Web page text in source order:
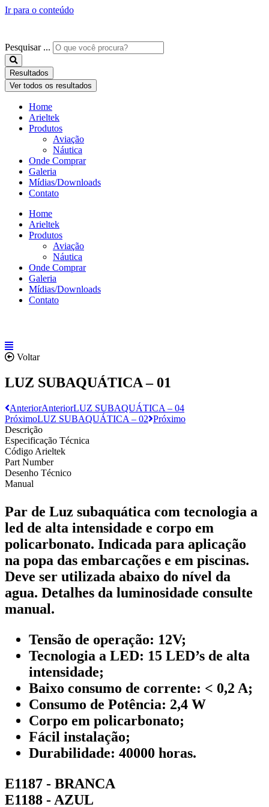
Ir para o conteúdo
Pesquisar ...
Resultados
Ver todos os resultados
Home
Arieltek
Produtos
Aviação
Náutica
Onde Comprar
Galeria
Mídias/Downloads
Contato
Home
Arieltek
Produtos
Aviação
Náutica
Onde Comprar
Galeria
Mídias/Downloads
Contato
Voltar
LUZ SUBAQUÁTICA – 01
AnteriorAnteriorLUZ SUBAQUÁTICA – 04
PróximoLUZ SUBAQUÁTICA – 02 Próximo
Descrição
Especificação Técnica
Código Arieltek
Part Number
Desenho Técnico
Manual
Par de Luz subaquática com tecnologia a
led de alta intensidade e corpo em
policarbonato. Indicada para aplicação
na popa das embarcações e em piscinas.
Deve ser utilizada abaixo do nível da
agua. Detalhes da luminosidade consulte
manual.
Tensão de operação: 12V;
Tecnologia a LED: 15 LED’s de alta
intensidade;
Baixo consumo de corrente: < 0,2 A;
Consumo de Potência: 2,4 W
Corpo em policarbonato;
Fácil instalação;
Durabilidade: 40000 horas.
E1187 - BRANCA
E1188 - AZUL